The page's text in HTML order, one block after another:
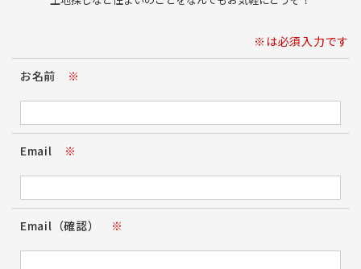
※は必須入力です
お名前 ※
Email ※
Email（確認） ※